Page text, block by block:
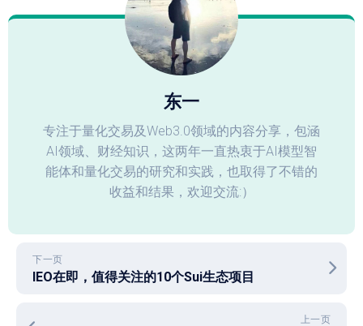
东一
专注于量化交易及Web3.0领域的内容分享，包涵
AI领域、财经知识，这两年一直热衷于AI模型智
能体和量化交易的研究和实践，也取得了不错的
收益和结果，欢迎交流:）
下一页
IEO在即，值得关注的10个Sui生态项目
上一页